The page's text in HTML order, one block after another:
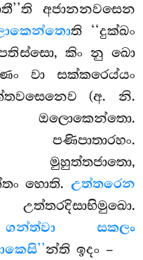
අජානනවසෙන
ති ‘‘දුක්ඛං
කිං නු ඛො
වා සක්කරෙය්යං
(අ. නි.
ඔලොකෙන්තො.
හොති. උත්තරෙන
ගන්ත්වා සකලං
න්ති ඉදං –